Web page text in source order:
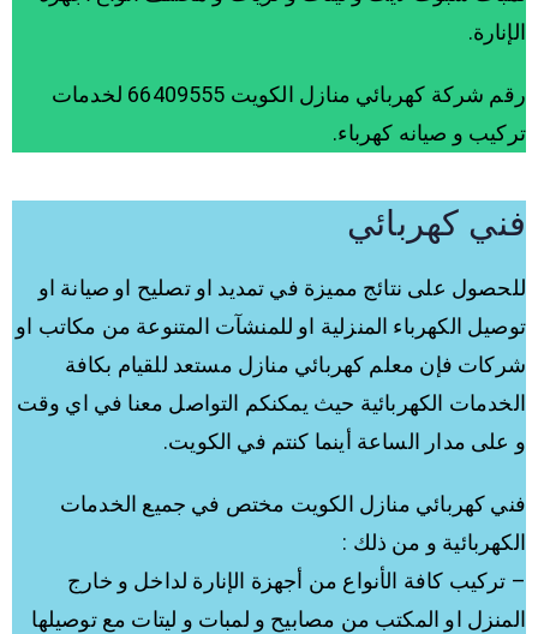
الإنارة.
رقم شركة كهربائي منازل الكويت 66409555 لخدمات
تركيب و صيانه كهرباء.
فني كهربائي
للحصول على نتائج مميزة في تمديد او تصليح او صيانة او
توصيل الكهرباء المنزلية او للمنشآت المتنوعة من مكاتب او
شركات فإن معلم كهربائي منازل مستعد للقيام بكافة
الخدمات الكهربائية حيث يمكنكم التواصل معنا في اي وقت
و على مدار الساعة أينما كنتم في الكويت.
فني كهربائي منازل الكويت مختص في جميع الخدمات
الكهربائية و من ذلك :
– تركيب كافة الأنواع من أجهزة الإنارة لداخل و خارج
المنزل او المكتب من مصابيح و لمبات و ليتات مع توصيلها